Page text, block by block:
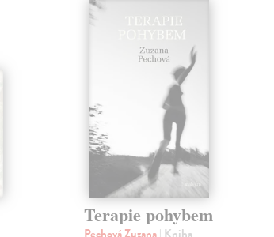
Terapie pohybem